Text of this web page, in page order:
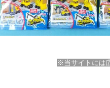
※当サイトには